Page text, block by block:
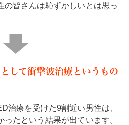
の皆さんは恥ずかしいとは思っ
して衝撃波治療というもの
治療を受けた9割近い男性は、
たという結果が出ています。